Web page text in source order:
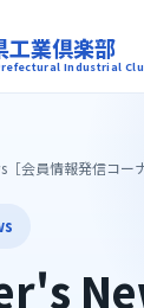
工業倶楽部
Industrial
［会員情報発信コー